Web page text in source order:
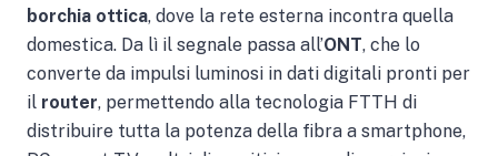
borchia ottica, dove la rete esterna incontra quella
domestica. Da lì il segnale passa all’ONT, che lo
converte da impulsi luminosi in dati digitali pronti per
il router, permettendo alla tecnologia FTTH di
distribuire tutta la potenza della fibra a smartphone,